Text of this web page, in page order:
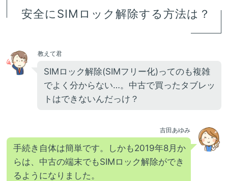
安全にSIMロック解除する方法は？
教えて君
SIMロック解除(SIMフリー化)ってのも複雑
でよく分からない…。中古で買ったタブレッ
トはできないんだっけ？
吉田あゆみ
手続き自体は簡単です。しかも2019年8月か
らは、中古の端末でもSIMロック解除ができ
るようになりました。